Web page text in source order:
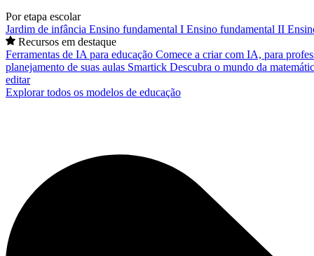
Por etapa escolar
Jardim de infância Ensino fundamental I Ensino fundamental II
Recursos em destaque
Ferramentas de IA para educação Comece a criar com IA, para
planejamento de suas aulas Smartick Descubra o mundo da
editar
Explorar todos os modelos de educação